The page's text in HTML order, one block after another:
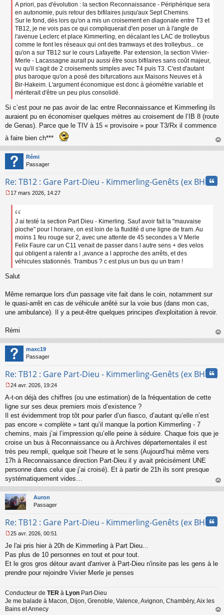
A priori, pas d'évolution : la section Reconnaissance - Périphérique sera
en autonomie, puis retour des bifilaires jusqu'aux Sept Chemins.
Sur le fond, dès lors qu'on a mis un croisement en diagonale entre T3 et
TB12, je ne vois pas ce qui compliquerait d'en poser un à l'angle de
l'avenue Leclerc et place Kimmerling, en décalant les LAC de trolleybus
comme le font les réseaux qui ont des tramways et des trolleybus... ce
qu'on a sur TB12 sur le cours Lafayette. Par extension, la section Vivier-
Merle - Lacassagne aurait pu aussi être sous bifilaires sans coût majeur,
vu qu'il s'agit de 2 croisements simples avec T4 puis T3. C'est d'autant
plus baroque qu'on a posé des bifurcations aux Maisons Neuves et à
Bir-Hakeim. L'argument économique est donc à géométrie variable et
mériterait d'être un peu plus consolidé.
Si c’est pour ne pas avoir de lac entre Reconnaissance et Kimmerling ils
auraient pu en économiser quelques mètres au croisement de l’IB 8 (route
de Genas). Parce que le TIV à 15 « provisoire » pour T3/Rx il commence
à faire bien ch***
au
Rémi
Passager
Re: TB12 : Gare Part-Dieu - Kimmerling-Genêts (ex BHNS)
e
17 mars 2026, 14:27
J ai testé la section Part Dieu - Kimerling. Sauf avoir fait la "mauvaise
pioche" pour l horaire, on est loin de la fluidité d une ligne de tram. Au
moins 1 feu rouge sur 2, avec une attente de 45 secondes a V Merle
Felix Faure car un C11 venait de passer dans l autre sens + des velos
qui obligent a ralentir a l ,avance a l approche des arrêts, et des
véhicules stationnés. Trambus ? c est plus un bus qu un tram !
Salut
Même remarque lors d'un passage vite fait dans le coin, notamment sur
le quasi-arrêt en cas de véhicule arrêté sur la voie bus (dans mon cas,
une ambulance). Il y a peut-être quelques principes d'exploitation à revoir.
Rémi
au
maxc19
Passager
Re: TB12 : Gare Part-Dieu - Kimmerling-Genêts (ex BHNS)
e
s
s
g
e
n
o
n
u
24 avr. 2026, 19:24
A-t-on déjà des chiffres (ou une estimation) de la fréquentation de cette
ligne sur ses deux premiers mois d’existence ?
Il est évidemment trop tôt pour parler d’un fiasco, d’autant qu’elle n’est
pas encore « complète » tant qu’il manque la portion Kimmerling - 7
chemins, mais j’ai l’impression qu’elle peine à séduire. Chaque fois que je
croise un bus à Reconnaissance ou à Archives départementales il est
très peu rempli, quelque soit l’heure et le sens (Aujourd’hui même vers
17h à Reconnaissance direction Part-Dieu il y avait précisément UNE
personne dans celui que j’ai croisé). Et à partir de 21h ils sont presque
systématiquement vides…
au
Auron
Passager
Re: TB12 : Gare Part-Dieu - Kimmerling-Genêts (ex BHNS)
e
s
s
g
n
o
n
25 avr. 2026, 00:51
Je l'ai pris hier à 20h de Kimmerling à Part Dieu...
Pas plus de 10 personnes en tout et pour tout.
Et le gros gros détour avant d'arriver à Part-Dieu n'insite pas les gens à le
prendre pour rejoindre Vivier Merle je penses
Conducteur de TER à Lyon Part-Dieu
Je me balade à Macon, Dijon, Grenoble, Valence, Avignon, Chambéry, Aix les
Bains et Annecy